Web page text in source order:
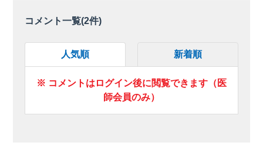
コメント一覧(2件)
人気順 新着順
※ コメントはログイン後に閲覧できます（医
師会員のみ）